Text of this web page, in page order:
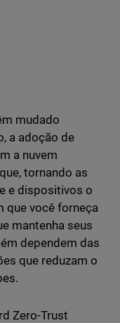
mudado
a adoção de
a nuvem
tornando as
e dispositivos o
que você forneça
mantenha seus
dependem das
que reduzam o
Zero-Trust